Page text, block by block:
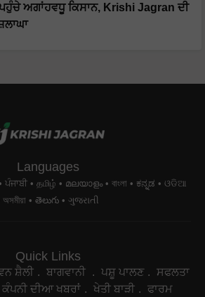
ਅਗਾਂਹਵਧੂ ਕਿਸਾਨ, Krishi Jagran ਦੀ
Languages
ਪੰਜਾਬੀ தமிழ் മലയാളം বাংলা ಕನ್ನಡ
ଓଡିଆ
অসমীয়া
తెలుగు ગુજરાતી
Quick Links
ਸ਼ੈਲੀ ਬਾਗਵਾਨੀ ਪਸ਼ੂ ਪਾਲਣ
ਸਫਲਤਾ
ਕੰਪਨੀ ਦੀਆ ਖਬਰਾਂ ਖੇਤੀ ਬਾੜੀ ਫਾਰਮ